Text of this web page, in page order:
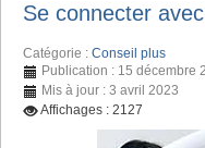
Se connecter
Catégorie : Conseil plus
Publication : 15 décembre
Mis à jour : 3 avril 2023
Affichages : 2127